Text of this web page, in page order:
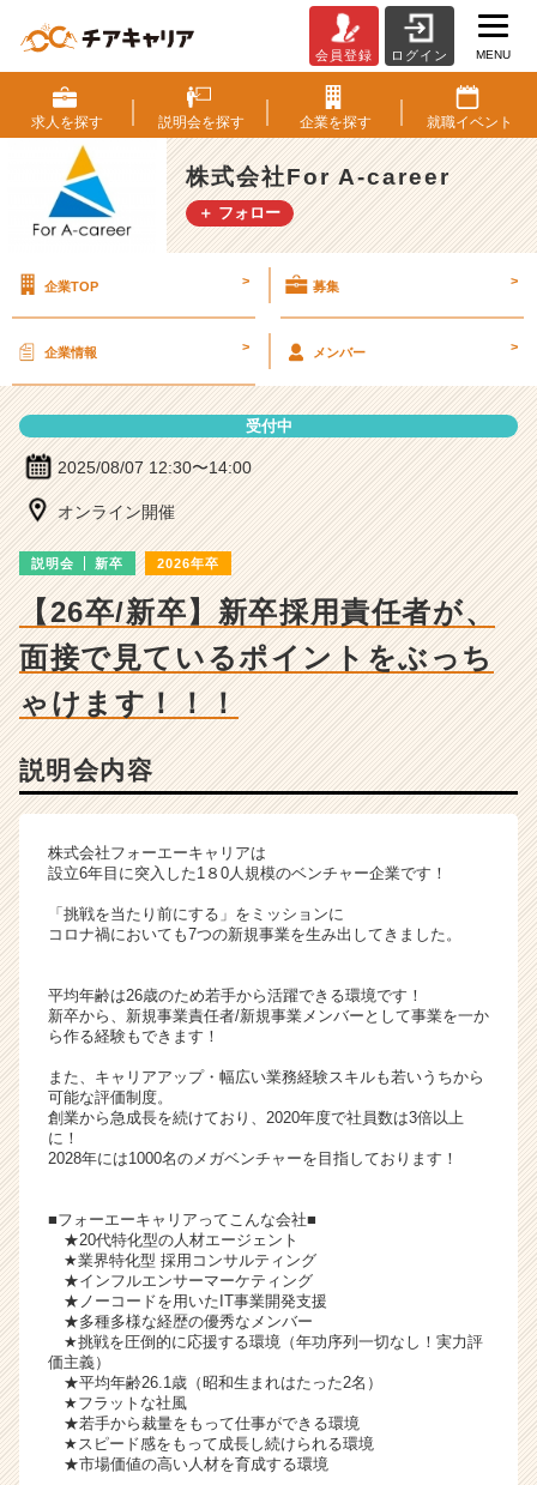
式
会
社
F
o
r
a
e
r
の
説
細
|
チ
ー・
企
業
か
ら
カ
ウ
が
届
く
就
サ
ア
キ
ャ
リ
ア
（C
h
e
r
C
会員登録 ログイン MENU
求人を探す 説明会を探す 企業を探す 就職イベント
株式会社For A-career
＋ フォロー
企業TOP > 募集 >
企業情報 > メンバー >
受付中
2025/08/07 12:30〜14:00
オンライン開催
説明会 新卒 2026年卒
【26卒/新卒】新卒採用責任者が、
面接で見ているポイントをぶっち
ゃけます！！！
説明会内容
株式会社フォーエーキャリアは
設立6年目に突入した1８0人規模のベンチャー企業です！
「挑戦を当たり前にする」をミッションに
コロナ禍においても7つの新規事業を生み出してきました。
平均年齢は26歳のため若手から活躍できる環境です！
新卒から、新規事業責任者/新規事業メンバーとして事業を一か
ら作る経験もできます！
また、キャリアアップ・幅広い業務経験スキルも若いうちから
可能な評価制度。
創業から急成長を続けており、2020年度で社員数は3倍以上
に！
2028年には1000名のメガベンチャーを目指しております！
■フォーエーキャリアってこんな会社■
★20代特化型の人材エージェント
★業界特化型 採用コンサルティング
★インフルエンサーマーケティング
★ノーコードを用いたIT事業開発支援
★多種多様な経歴の優秀なメンバー
★挑戦を圧倒的に応援する環境（年功序列一切なし！実力評
価主義）
★平均年齢26.1歳（昭和生まれはたった2名）
★フラットな社風
★若手から裁量をもって仕事ができる環境
★スピード感をもって成長し続けられる環境
★市場価値の高い人材を育成する環境